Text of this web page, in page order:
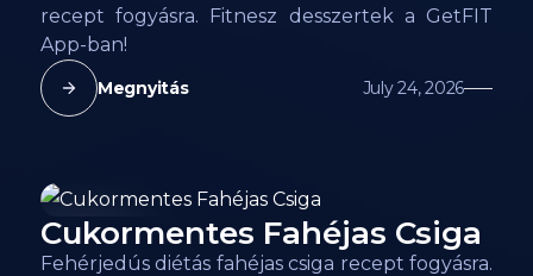
recept fogyásra. Fitnesz desszertek a GetFIT
App-ban!
Megnyitás July 24, 2026
156 kcal
Cukormentes Fahéjas Csiga
Fehérjedús diétás fahéjas csiga recept fogyásra.